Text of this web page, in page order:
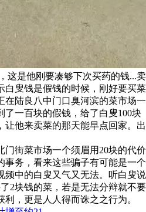
这是他刚要凑够下次买药的钱...卖
白叟钱是假钱的时候，刚好要买菜
在陆良八中门口臭河滨的菜市场一
了一百块的假钱，给了白叟100块
让他来卖菜的那天能早点回家。出
街菜市场一个须眉用20块的代价
事务，看来这些骗子有可能是一个
频中的白叟又气又无法。听白叟说
2块钱的菜，若是无法分辩就不要
，更是人人得而诛之之行为。